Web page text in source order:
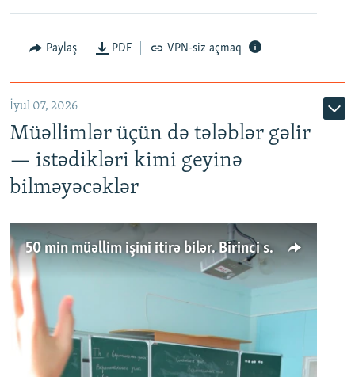
Paylaş PDF VPN-siz açmaq
İyul 07, 2026
Müəllimlər üçün də tələblər gəlir
— istədikləri kimi geyinə
bilməyəcəklər
50 min müəllim işini itirə bilər. Birinci sinfə gedənlər azalır